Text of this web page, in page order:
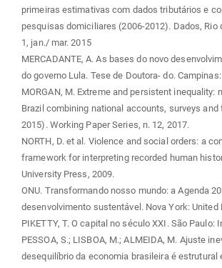
primeiras estimativas com dados tributários e
pesquisas domiciliares (2006-2012). Dados, Rio
1, jan./ mar. 2015
MERCADANTE, A. As bases do novo
do governo Lula. Tese de Doutora- do.
MORGAN, M. Extreme and persistent inequality:
Brazil combining national accounts, surveys
2015). Working Paper Series, n. 12, 2017.
NORTH, D. et al. Violence and social orders: a
framework for interpreting recorded human
University Press, 2009.
ONU. Transformando nosso mundo: a Agenda
desenvolvimento sustentável. Nova York: United
PIKETTY, T. O capital no século XXI. São Paulo:
PESSOA, S.; LISBOA, M.; ALMEIDA, M. Ajuste
desequilíbrio da economia brasileira é estrutural